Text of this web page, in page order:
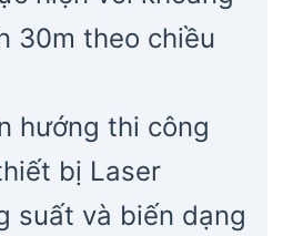
30m theo chiều
hướng thi công
bị Laser
suất và biến dạng